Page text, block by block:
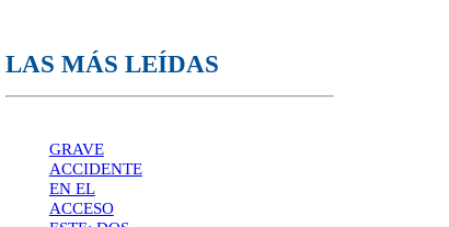
LAS MÁS LEÍDAS
GRAVE
ACCIDENTE
EN EL
ACCESO